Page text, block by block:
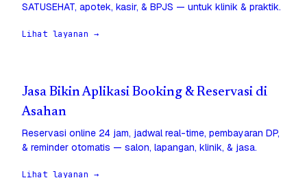
SATUSEHAT, apotek, kasir, & BPJS — untuk klinik & praktik.
Lihat layanan →
Jasa Bikin Aplikasi Booking & Reservasi di
Asahan
Reservasi online 24 jam, jadwal real-time, pembayaran DP,
& reminder otomatis — salon, lapangan, klinik, & jasa.
Lihat layanan →